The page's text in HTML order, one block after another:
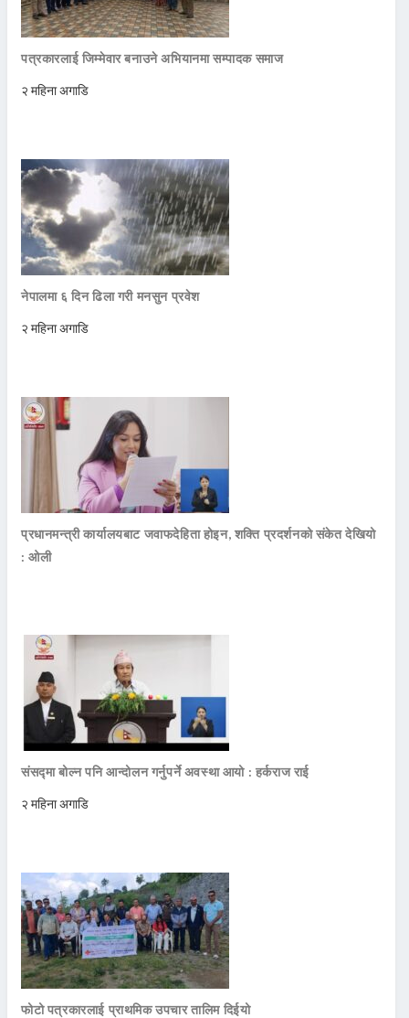
पत्रकारलाई जिम्मेवार बनाउने अभियानमा सम्पादक समाज
२ महिना अगाडि
नेपालमा ६ दिन ढिला गरी मनसुन प्रवेश
२ महिना अगाडि
प्रधानमन्त्री कार्यालयबाट जवाफदेहिता होइन, शक्ति प्रदर्शनको संकेत देखियो
: ओली
संसद्मा बोल्न पनि आन्दोलन गर्नुपर्ने अवस्था आयो : हर्कराज राई
२ महिना अगाडि
फोटो पत्रकारलाई प्राथमिक उपचार तालिम दिईयो